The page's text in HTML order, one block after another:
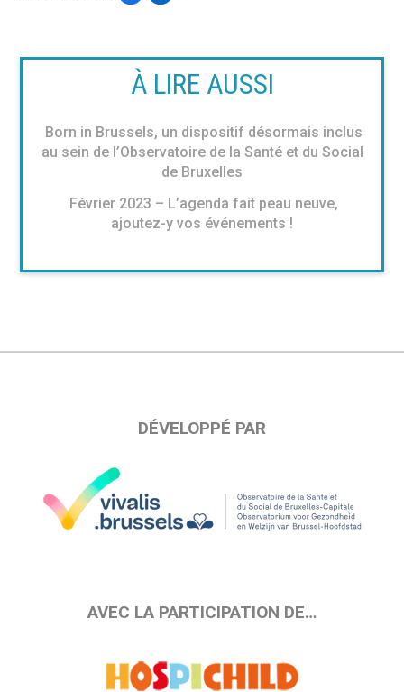
À LIRE AUSSI
Born in Brussels, un dispositif désormais inclus
au sein de l’Observatoire de la Santé et du Social
de Bruxelles
Février 2023 – L’agenda fait peau neuve,
ajoutez-y vos événements !
DÉVELOPPÉ PAR
AVEC LA PARTICIPATION DE…